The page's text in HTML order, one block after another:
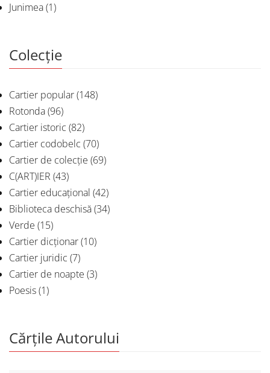
Junimea(1)
Colecție
Cartier popular(148)
Rotonda(96)
Cartier istoric (82)
Cartier codobelc (70)
Cartier de colecție (69)
C(ART)IER (43)
Cartier educațional (42)
Biblioteca deschisă(34)
Verde (15)
Cartier dicționar(10)
Cartier juridic (7)
Cartier de noapte (3)
Poesis(1)
Cărțile Autorului